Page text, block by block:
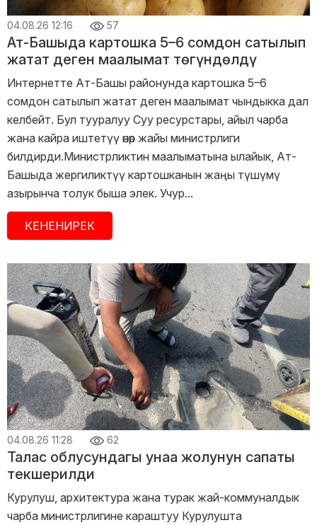
04.08.26 12:16 57
Ат-Башыда картошка 5–6 сомдон сатылып
жатат деген маалымат төгүндөлдү
Интернетте Ат-Башы районунда картошка 5–6
сомдон сатылып жатат деген маалымат чындыкка дал
келбейт. Бул тууралуу Суу ресурстары, айыл чарба
жана кайра иштетүү өнөр жайы министрлиги
билдирди.Министрликтин маалыматына ылайык, Ат-
Башыда жергиликтүү картошканын жаңы түшүмү
азырынча толук быша элек. Учур...
КЕНЕНИРЕК
04.08.26 11:28 62
Талас облусундагы унаа жолунун сапаты
текшерилди
Курулуш, архитектура жана турак жай-коммуналдык
чарба министрлигине караштуу Курулушта